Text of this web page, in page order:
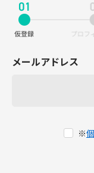
メールアドレス
※